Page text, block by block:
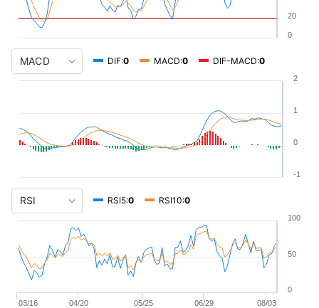
0
20
DIF:0 MACD:0 DIF-MACD:0
-1
0
1
2
RSI5:0 RSI10:0
08/03
03/16
04/20
05/25
06/29
0
50
100